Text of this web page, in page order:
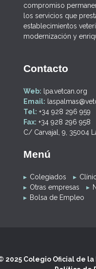
compromiso
los servicios que
establecimientos
modernización y
Contacto
Web: lpa.vetcan.org
Email:
Tel: +34 928 296 959
Fax: +34 928 296 958
C/ Carvajal, 9, 35004
Menú
Colegiados
Otras empresas
Bolsa de Empleo
2025 Colegio Oficial de